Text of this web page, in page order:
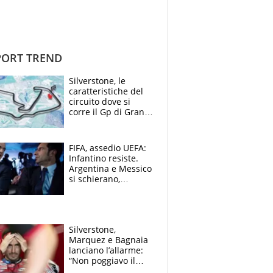
TREND
Silverstone, le
caratteristiche del
circuito dove si
corre il Gp di Gran
FIFA, assedio UEFA:
Infantino resiste.
Argentina e Messico
si schierano,
Silverstone,
Marquez e Bagnaia
lanciano l’allarme:
“Non poggiavo il